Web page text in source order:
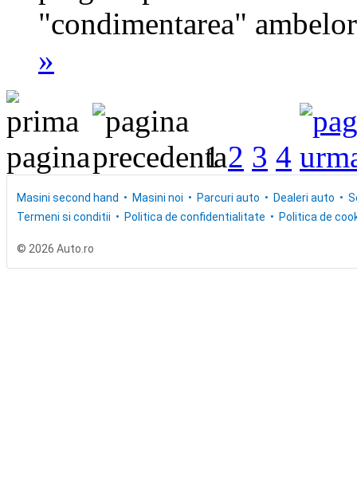
"condimentarea"
»
1 2 3 4
Masini second hand Masini noi Parcuri auto Dealeri auto
Termeni si conditii
Politica de confidentialitate Politica de
© 2026 Auto.ro